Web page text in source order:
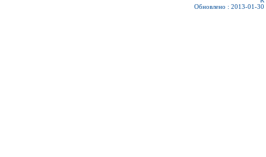
Обновлено : 2013-01-30